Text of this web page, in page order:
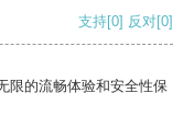
支持[0] 反对[0]
限的流畅体验和安全性保